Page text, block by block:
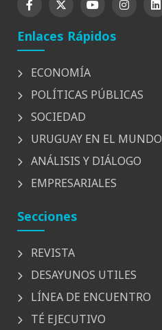
Enlaces Rápidos
ECONOMÍA
POLÍTICAS PÚBLICAS
SOCIEDAD
URUGUAY EN EL MUNDO
ANÁLISIS Y DIÁLOGO
EMPRESARIALES
Secciones
REVISTA
DESAYUNOS UTILES
LÍNEA DE ENCUENTRO
TÉ EJECUTIVO